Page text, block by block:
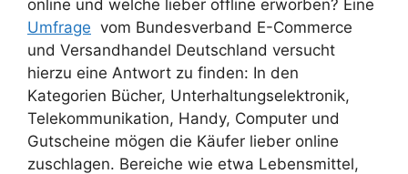
online und welche lieber offline erworben? Eine
Umfrage vom Bundesverband E-Commerce
und Versandhandel Deutschland versucht
hierzu eine Antwort zu finden: In den
Kategorien Bücher, Unterhaltungselektronik,
Telekommunikation, Handy, Computer und
Gutscheine mögen die Käufer lieber online
zuschlagen. Bereiche wie etwa Lebensmittel,